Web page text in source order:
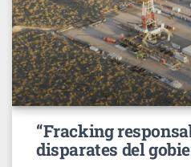
“Fracking
disparates del